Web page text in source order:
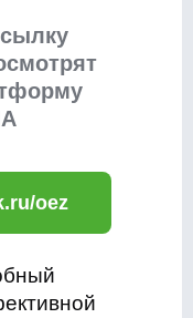
oez